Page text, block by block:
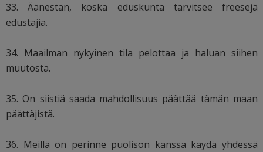
33. Äänestän, koska eduskunta tarvitsee freesejä
edustajia.
34. Maailman nykyinen tila pelottaa ja haluan siihen
muutosta.
35. On siistiä saada mahdollisuus päättää tämän maan
päättäjistä.
36. Meillä on perinne puolison kanssa käydä yhdessä